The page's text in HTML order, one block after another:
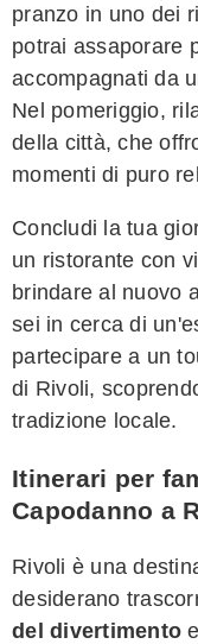
pranzo in uno dei
potrai assaporare
accompagnati da
Nel pomeriggio,
della città, che
momenti di puro
Concludi la tua
un ristorante con
brindare al nuovo
sei in cerca di
partecipare a un
di Rivoli,
tradizione locale.
Itinerari per
Capodanno a
Rivoli è una
desiderano
del divertimento